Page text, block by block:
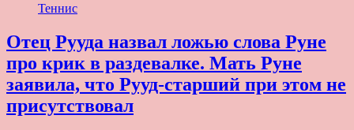
Теннис
Отец Рууда назвал ложью слова Руне
про крик в раздевалке. Мать Руне
заявила, что Рууд-старший при этом не
присутствовал